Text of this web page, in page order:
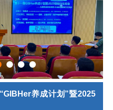
养成计划”暨2025